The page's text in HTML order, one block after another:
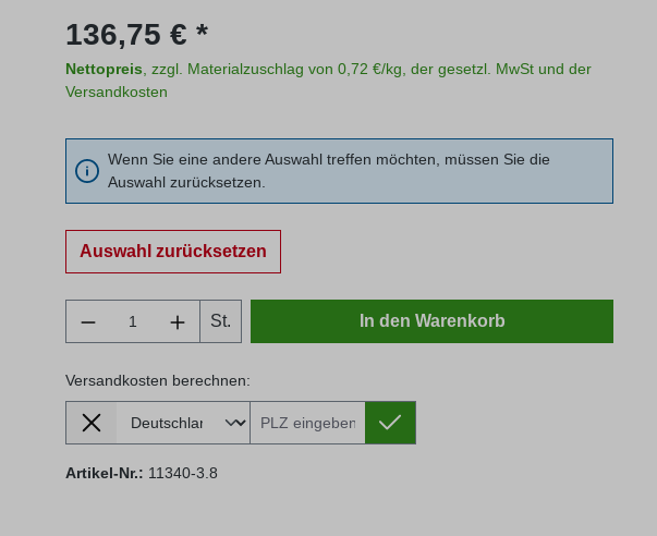
Regulärer Preis:
136,75 € *
Nettopreis , zzgl. Materialzuschlag von 0,72 €/kg, der gesetzl. MwSt und der
Versandkosten
Wenn Sie eine andere Auswahl treffen möchten, müssen Sie die
Auswahl zurücksetzen.
Auswahl zurücksetzen
Produkt Anzahl: Gib den gewünschten Wert ein
St. In den Warenkorb
Versandkosten berechnen:
Lieferland
Versandkosten berechnen:
Artikel-Nr.: 11340-3.8